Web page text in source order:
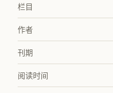
栏目
作者
刊期
阅读时间